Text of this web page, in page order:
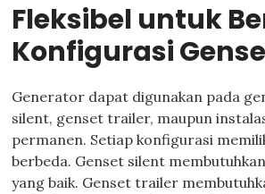
Fleksibel untuk
Konfigurasi
Generator dapat digunakan pada
silent, genset trailer, maupun
permanen. Setiap konfigurasi
berbeda. Genset silent
yang baik. Genset trailer